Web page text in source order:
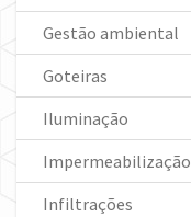
Gestão ambiental
Goteiras
Iluminação
Impermeabilização
Infiltrações